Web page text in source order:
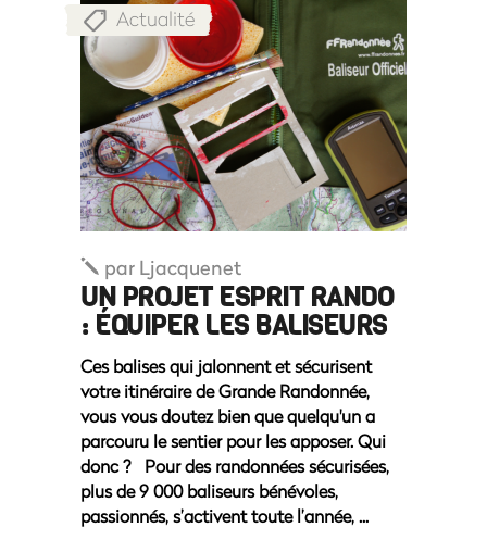
Actualité
par Ljacquenet
UN PROJET ESPRIT RANDO
: ÉQUIPER LES BALISEURS
Ces balises qui jalonnent et sécurisent
votre itinéraire de Grande Randonnée,
vous vous doutez bien que quelqu'un a
parcouru le sentier pour les apposer. Qui
donc ? Pour des randonnées sécurisées,
plus de 9 000 baliseurs bénévoles,
passionnés, s’activent toute l’année,